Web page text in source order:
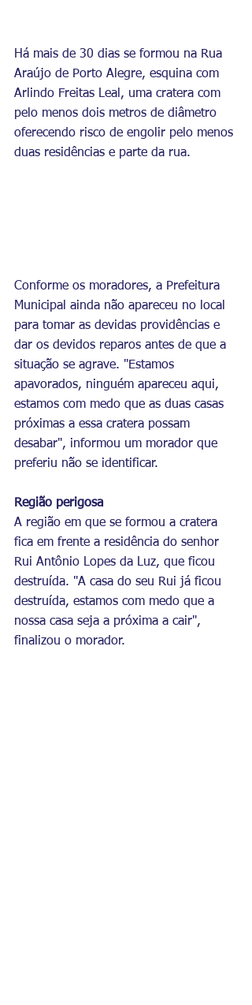
Há mais de 30 dias se formou na Rua
Araújo de Porto Alegre, esquina com
Arlindo Freitas Leal, uma cratera com
pelo menos dois metros de diâmetro
oferecendo risco de engolir pelo menos
duas residências e parte da rua.
Conforme os moradores, a Prefeitura
Municipal ainda não apareceu no local
para tomar as devidas providências e
dar os devidos reparos antes de que a
situação se agrave. "Estamos
apavorados, ninguém apareceu aqui,
estamos com medo que as duas casas
próximas a essa cratera possam
desabar", informou um morador que
preferiu não se identificar.
Região perigosa
A região em que se formou a cratera
fica em frente a residência do senhor
Rui Antônio Lopes da Luz, que ficou
destruída. "A casa do seu Rui já ficou
destruída, estamos com medo que a
nossa casa seja a próxima a cair",
finalizou o morador.